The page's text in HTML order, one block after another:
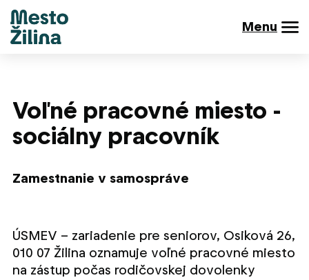
Menu
Voľné pracovné miesto -
sociálny pracovník
Zamestnanie v samospráve
ÚSMEV – zariadenie pre seniorov, Osiková 26,
010 07 Žilina oznamuje voľné pracovné miesto
na zástup počas rodičovskej dovolenky